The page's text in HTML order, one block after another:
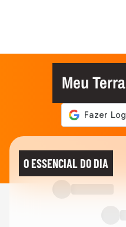
Meu Terra
O ESSENCIAL DO DIA